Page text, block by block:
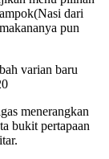
dari
pun
varian baru
menerangkan
bukit pertapaan